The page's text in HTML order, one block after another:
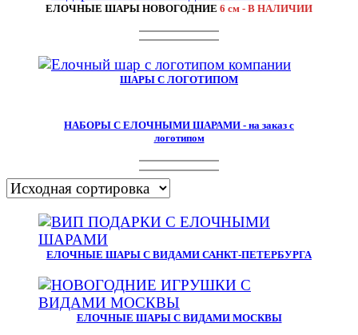
ЕЛОЧНЫЕ ШАРЫ НОВОГОДНИЕ 6 см - В НАЛИЧИИ
ШАРЫ С ЛОГОТИПОМ
НАБОРЫ С ЕЛОЧНЫМИ ШАРАМИ - на заказ с
логотипом
ЕЛОЧНЫЕ ШАРЫ С ВИДАМИ САНКТ-ПЕТЕРБУРГА
ЕЛОЧНЫЕ ШАРЫ С ВИДАМИ МОСКВЫ